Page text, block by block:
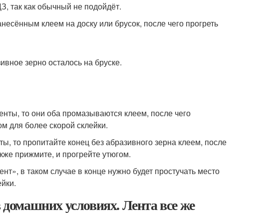
так как обычный не подойдёт.
клеем на доску или брусок, после чего прогреть
зерно осталось на бруске.
то они оба промазываются клеем, после чего
для более скорой склейки.
то пропитайте конец без абразивного зерна клеем, после
прижмите, и прогрейте утюгом.
в таком случае в конце нужно будет простучать место
условиях. Лента все же